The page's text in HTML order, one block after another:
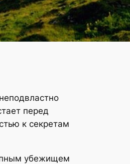
перед
к секретам
убежищем